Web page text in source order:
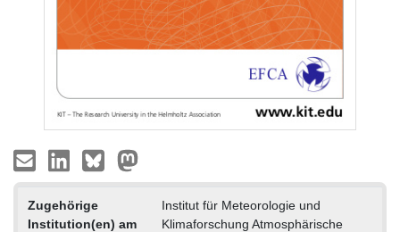
Zugehörige
Institution(en) am
Institut für Meteorologie und
Klimaforschung Atmosphärische